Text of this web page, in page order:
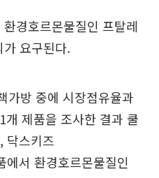
경호르몬물질인 프탈레
요구된다.
가방 중에 시장점유율과
제품을 조사한 결과 쿨
닥스키즈
서 환경호르몬물질인